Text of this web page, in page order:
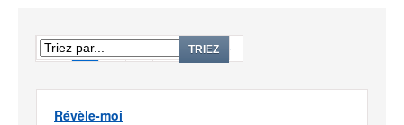
1 13
TRIEZ
Révèle-moi